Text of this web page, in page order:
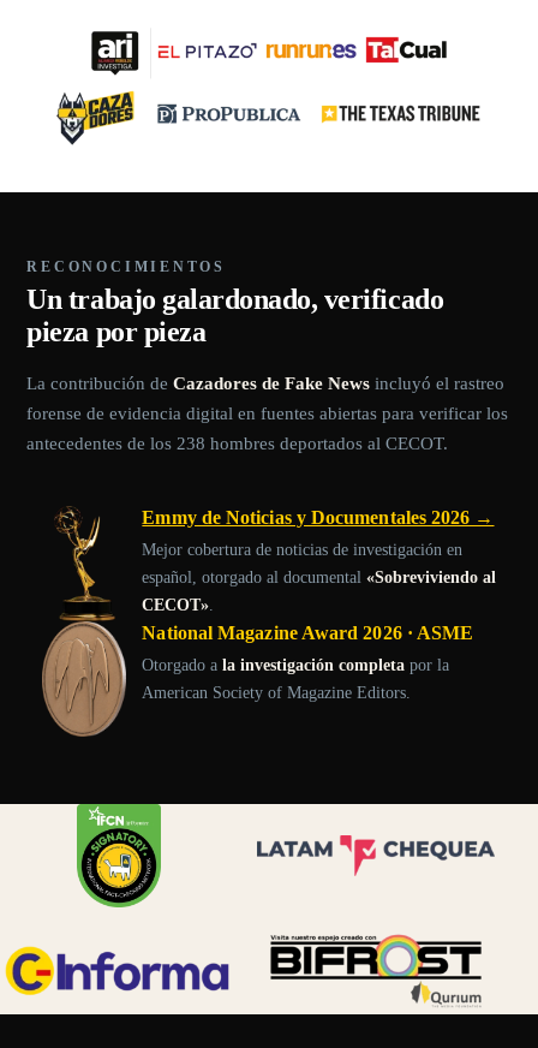
RECONOCIMIENTOS
Un trabajo galardonado, verificado
pieza por pieza
La contribución deCazadores de Fake News incluyó el rastreo
forense de evidencia digital en fuentes abiertas para verificar los
antecedentes de los 238 hombres deportados al CECOT.
Emmy de Noticias y Documentales 2026 →
Mejor cobertura de noticias de investigación en
español, otorgado al documental«Sobreviviendo al
CECOT».
National Magazine Award 2026 · ASME
Otorgado ala investigación completa por la
American Society of Magazine Editors.